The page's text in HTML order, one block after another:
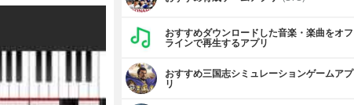
おすすめダウンロードした音楽・楽曲をオフ
ラインで再生するアプリ
おすすめ三国志シミュレーションゲームアプ
リ